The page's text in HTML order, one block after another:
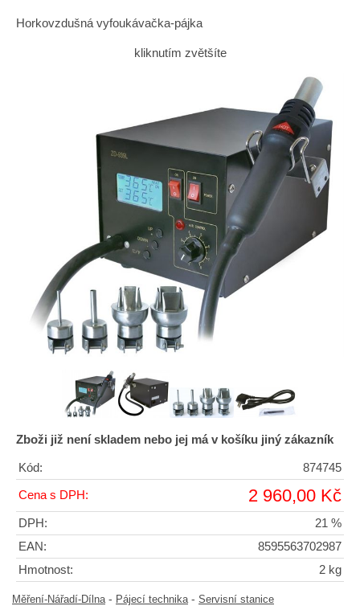
Horkovzdušná vyfoukávačka-pájka
kliknutím zvětšíte
Zboži již není skladem nebo jej má v košíku jiný zákazník
Kód: 874745
Cena s DPH: 2 960,00 Kč
DPH:
21 %
EAN:
8595563702987
Hmotnost:
2 kg
Měření-Nářadí-Dílna - Pájecí technika - Servisní stanice